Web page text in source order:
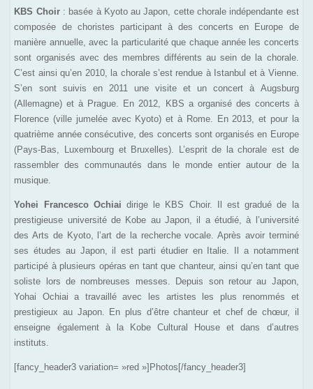
KBS Choir: basée à Kyoto au Japon, cette chorale indépendante est
composée de choristes participant à des concerts en Europe de
manière annuelle, avec la particularité que chaque année les concerts
sont organisés avec des membres différents au sein de la chorale.
C’est ainsi qu’en 2010, la chorale s’est rendue à Istanbul et à Vienne.
S’en sont suivis en 2011 une visite et un concert à Augsburg
(Allemagne) et à Prague. En 2012, KBS a organisé des concerts à
Florence (ville jumelée avec Kyoto) et à Rome. En 2013, et pour la
quatrième année consécutive, des concerts sont organisés en Europe
(Pays-Bas, Luxembourg et Bruxelles). L’esprit de la chorale est de
rassembler des communautés dans le monde entier autour de la
musique.
Yohei Francesco Ochiai dirige le KBS Choir. Il est gradué de la
prestigieuse université de Kobe au Japon, il a étudié, à l’université
des Arts de Kyoto, l’art de la recherche vocale. Après avoir terminé
ses études au Japon, il est parti étudier en Italie. Il a notamment
participé à plusieurs opéras en tant que chanteur, ainsi qu’en tant que
soliste lors de nombreuses messes. Depuis son retour au Japon,
Yohai Ochiai a travaillé avec les artistes les plus renommés et
prestigieux au Japon. En plus d’être chanteur et chef de chœur, il
enseigne également à la Kobe Cultural House et dans d’autres
instituts.
[fancy_header3 variation= »red »]Photos[/fancy_header3]